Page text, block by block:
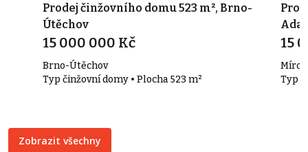
Prodej činžovního domu 523 m², Brno-
Útěchov
15 000 000 Kč
Brno-Útěchov
Typ činžovní domy • Plocha 523 m²
15
Typ
Zobrazit všechny